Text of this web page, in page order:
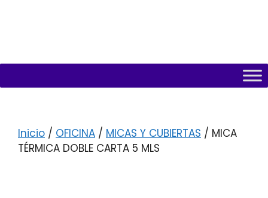
Inicio / OFICINA / MICAS Y CUBIERTAS / MICA
TÉRMICA DOBLE CARTA 5 MLS